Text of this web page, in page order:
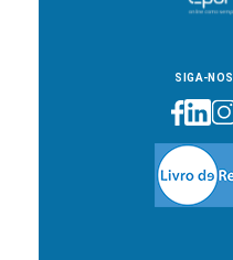
SIGA-NOS